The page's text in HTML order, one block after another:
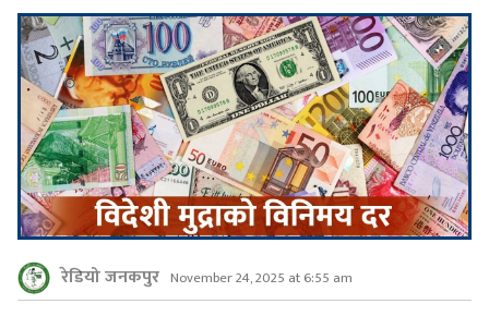
रेडियो जनकपुर November 24, 2025 at 6:55 am